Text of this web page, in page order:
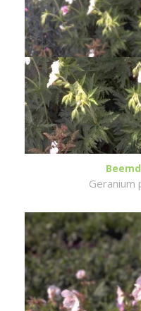
Geranium